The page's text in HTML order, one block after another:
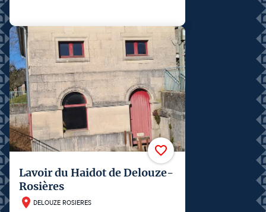
Lavoir du Haidot de Delouze-
Rosières
DELOUZE ROSIERES